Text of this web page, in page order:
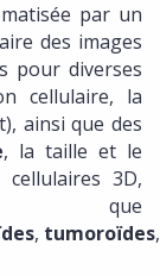
par un
des images
pour diverses
cellulaire, la
ainsi que des
, la taille et le
3D,
, tumoroïdes,